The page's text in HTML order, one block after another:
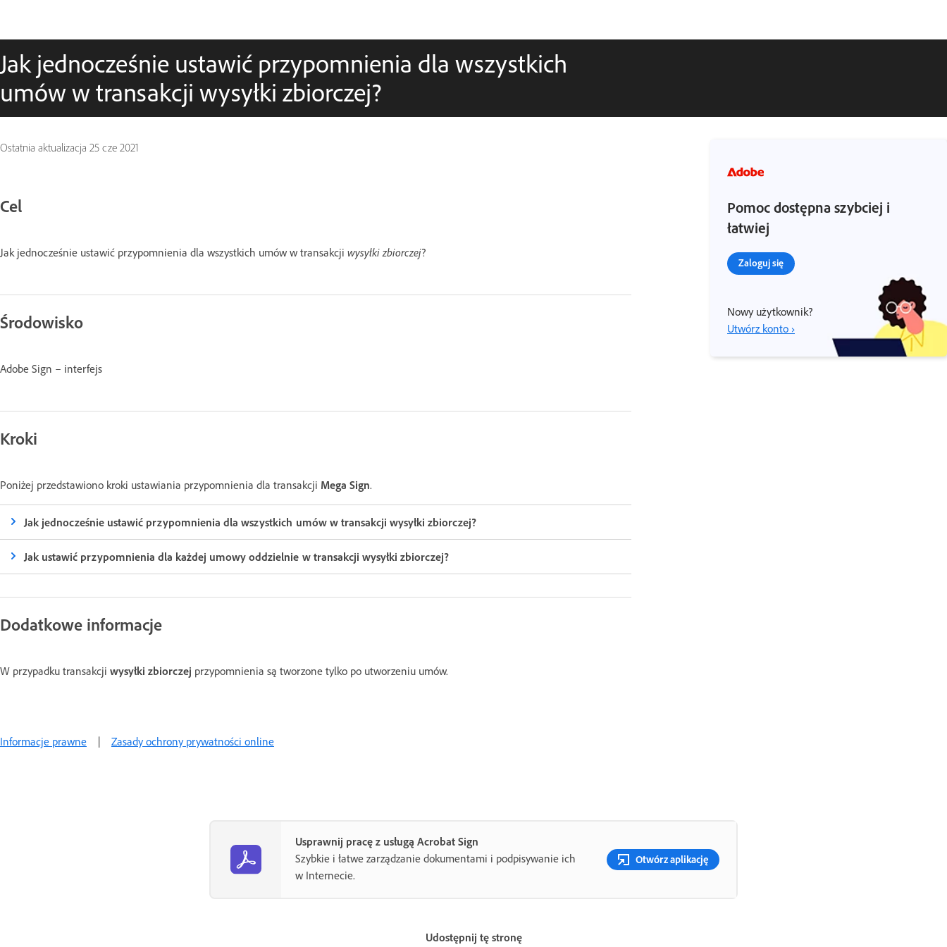
Jak jednocześnie ustawić przypomnienia dla wszystkich
umów w transakcji wysyłki zbiorczej?
Ostatnia aktualizacja 25 cze 2021
Cel
Jak jednocześnie ustawić przypomnienia dla wszystkich umów w transakcji wysyłki zbiorczej?
Środowisko
Adobe Sign – interfejs
Kroki
Poniżej przedstawiono kroki ustawiania przypomnienia dla transakcji Mega Sign.
Jak jednocześnie ustawić przypomnienia dla wszystkich umów w transakcji wysyłki zbiorczej?
Jak ustawić przypomnienia dla każdej umowy oddzielnie w transakcji wysyłki zbiorczej?
Dodatkowe informacje
W przypadku transakcji wysyłki zbiorczej przypomnienia są tworzone tylko po utworzeniu umów.
Pomoc dostępna szybciej i
łatwiej
Zaloguj się
Nowy użytkownik?
Utwórz konto ›
Informacje prawne | Zasady ochrony prywatności online
Usprawnij pracę z usługą Acrobat Sign
Szybkie i łatwe zarządzanie dokumentami i podpisywanie ich
w Internecie.
Otwórz aplikację
Udostępnij tę stronę